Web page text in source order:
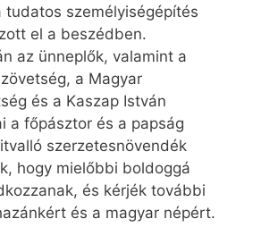
tudatos személyiségépítés
el a beszédben.
az ünneplők, valamint a
a Magyar
és a Kaszap István
a főpásztor és a papság
szerzetesnövendék
hogy mielőbbi boldoggá
és kérjék további
és a magyar népért.